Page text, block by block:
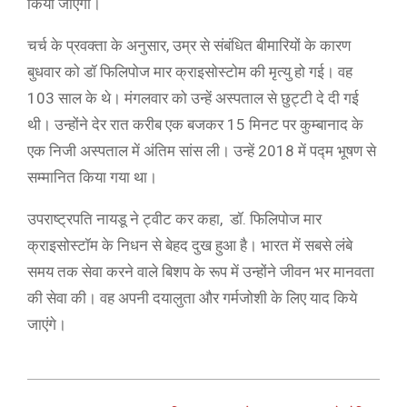
किया जाएगा।
चर्च के प्रवक्ता के अनुसार, उम्र से संबंधित बीमारियों के कारण
बुधवार को डॉ फिलिपोज मार क्राइसोस्टोम की मृत्यु हो गई। वह
103 साल के थे। मंगलवार को उन्हें अस्पताल से छुट्टी दे दी गई
थी। उन्होंने देर रात करीब एक बजकर 15 मिनट पर कुम्बानाद के
एक निजी अस्पताल में अंतिम सांस ली। उन्हें 2018 में पद्म भूषण से
सम्मानित किया गया था।
उपराष्ट्रपति नायडू ने ट्वीट कर कहा, डॉ. फिलिपोज मार
क्राइसोस्टॉम के निधन से बेहद दुख हुआ है। भारत में सबसे लंबे
समय तक सेवा करने वाले बिशप के रूप में उन्होंने जीवन भर मानवता
की सेवा की। वह अपनी दयालुता और गर्मजोशी के लिए याद किये
जाएंगे।